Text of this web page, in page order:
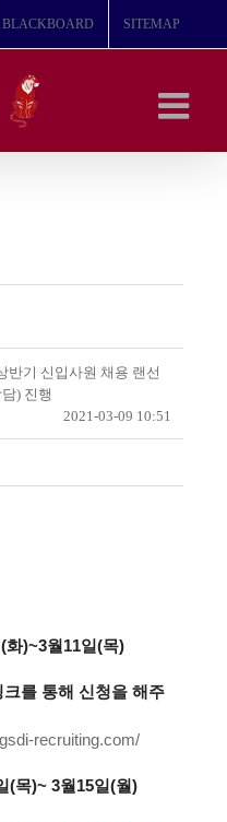
BLACKBOARD SITEMAP
반기 신입사원 채용 랜선
) 진행
2021-03-09 10:51
(화)~3월11일(목)
크를 통해 신청을 해주
recruiting.com/
(목)~ 3월 15일(월)